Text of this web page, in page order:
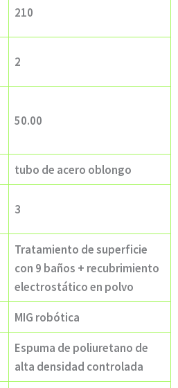
210
2
50.00
tubo de acero oblongo
3
Tratamiento de superficie
con 9 baños + recubrimiento
electrostático en polvo
MIG robótica
Espuma de poliuretano de
alta densidad controlada